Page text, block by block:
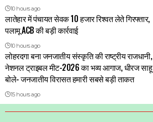
10 hours ago
लातेहार में पंचायत सेवक 10 हजार रिश्वत लेते गिरफ्तार,
पलामू ACB की बड़ी कार्रवाई
10 hours ago
लोहरदगा बना जनजातीय संस्कृति की राष्ट्रीय राजधानी,
नेशनल ट्राइबल मीट-2026 का भव्य आगाज, धीरज साहू
बोले- जनजातीय विरासत हमारी सबसे बड़ी ताकत
15 hours ago